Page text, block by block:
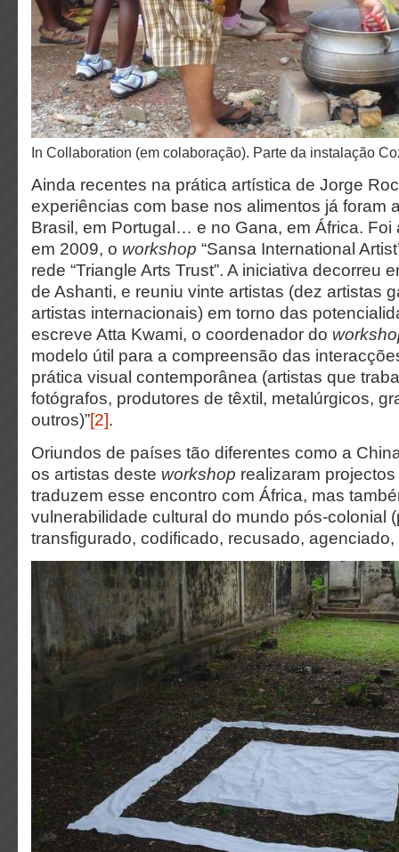
In Collaboration (em colaboração). Parte da instalação
Ainda recentes na prática artística de Jorge
experiências com base nos alimentos já foram
Brasil, em Portugal… e no Gana, em África. Foi
em 2009, o workshop “Sansa International
rede “Triangle Arts Trust”. A iniciativa decorreu
de Ashanti, e reuniu vinte artistas (dez artistas
artistas internacionais) em torno das
escreve Atta Kwami, o coordenador do
modelo útil para a compreensão das
prática visual contemporânea (artistas que
fotógrafos, produtores de têxtil, metalúrgicos,
outros)”[2].
Oriundos de países tão diferentes como a
os artistas deste workshop realizaram
traduzem esse encontro com África, mas
vulnerabilidade cultural do mundo pós-colonial
transfigurado, codificado, recusado, agenciado,